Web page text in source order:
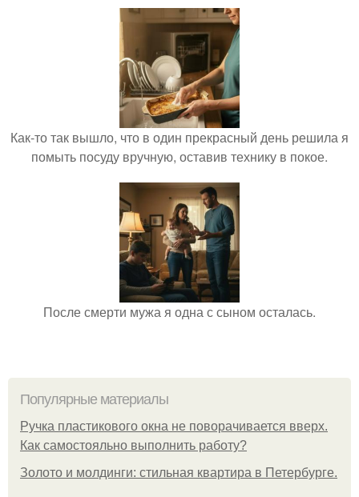
Как-то так вышло, что в один прекрасный день решила я
помыть посуду вручную, оставив технику в покое.
После смерти мужа я одна с сыном осталась.
Популярные материалы
Ручка пластикового окна не поворачивается вверх.
Как самостояльно выполнить работу?
Золото и молдинги: стильная квартира в Петербурге.